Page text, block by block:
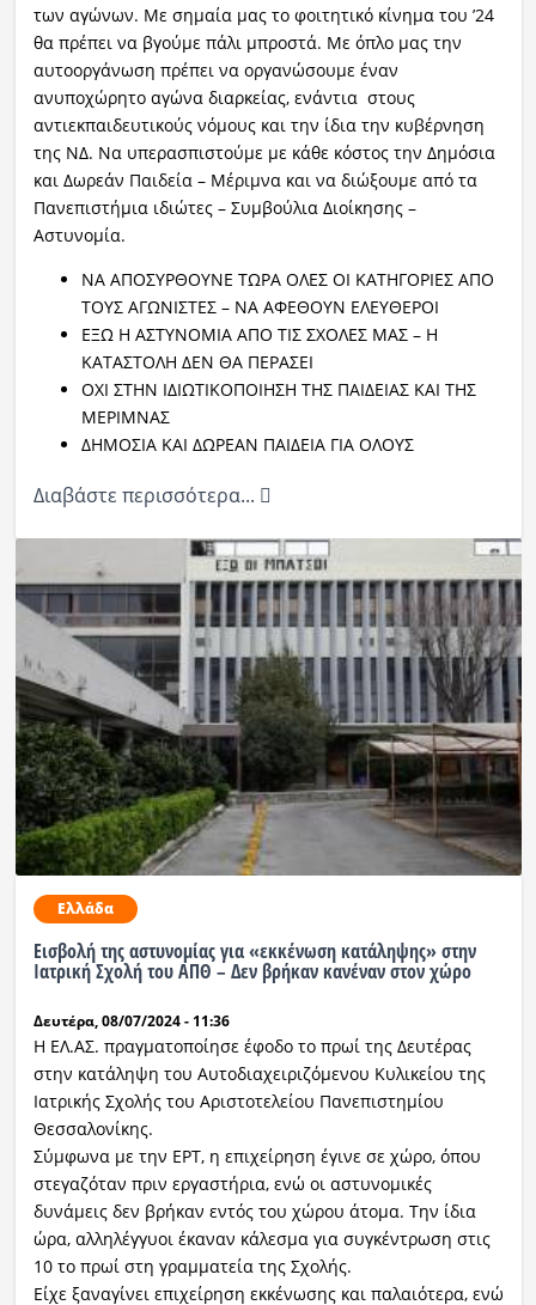
των αγώνων. Με σημαία μας το φοιτητικό κίνημα του ’24
θα πρέπει να βγούμε πάλι μπροστά. Με όπλο μας την
αυτοοργάνωση πρέπει να οργανώσουμε έναν
ανυποχώρητο αγώνα διαρκείας, ενάντια στους
αντιεκπαιδευτικούς νόμους και την ίδια την κυβέρνηση
της ΝΔ. Να υπερασπιστούμε με κάθε κόστος την Δημόσια
και Δωρεάν Παιδεία – Μέριμνα και να διώξουμε από τα
Πανεπιστήμια ιδιώτες – Συμβούλια Διοίκησης –
Αστυνομία.
ΝΑ ΑΠΟΣΥΡΘΟΥΝΕ ΤΩΡΑ ΟΛΕΣ ΟΙ ΚΑΤΗΓΟΡΙΕΣ ΑΠΟ
ΤΟΥΣ ΑΓΩΝΙΣΤΕΣ – ΝΑ ΑΦΕΘΟΥΝ ΕΛΕΥΘΕΡΟΙ
ΕΞΩ Η ΑΣΤΥΝΟΜΙΑ ΑΠΟ ΤΙΣ ΣΧΟΛΕΣ ΜΑΣ – Η
ΚΑΤΑΣΤΟΛΗ ΔΕΝ ΘΑ ΠΕΡΑΣΕΙ
ΟΧΙ ΣΤΗΝ ΙΔΙΩΤΙΚΟΠΟΙΗΣΗ ΤΗΣ ΠΑΙΔΕΙΑΣ ΚΑΙ ΤΗΣ
ΜΕΡΙΜΝΑΣ
ΔΗΜΟΣΙΑ ΚΑΙ ΔΩΡΕΑΝ ΠΑΙΔΕΙΑ ΓΙΑ ΟΛΟΥΣ
Διαβάστε περισσότερα...
Ελλάδα
Εισβολή της αστυνομίας για «εκκένωση κατάληψης» στην
Ιατρική Σχολή του ΑΠΘ – Δεν βρήκαν κανέναν στον χώρο
Δευτέρα, 08/07/2024 - 11:36
H ΕΛ.ΑΣ. πραγματοποίησε έφοδο το πρωί της Δευτέρας
στην κατάληψη του Αυτοδιαχειριζόμενου Κυλικείου της
Ιατρικής Σχολής του Αριστοτελείου Πανεπιστημίου
Θεσσαλονίκης.
Σύμφωνα με την ΕΡΤ, η επιχείρηση έγινε σε χώρο, όπου
στεγαζόταν πριν εργαστήρια, ενώ οι αστυνομικές
δυνάμεις δεν βρήκαν εντός του χώρου άτομα. Την ίδια
ώρα, αλληλέγγυοι έκαναν κάλεσμα για συγκέντρωση στις
10 το πρωί στη γραμματεία της Σχολής.
Είχε ξαναγίνει επιχείρηση εκκένωσης και παλαιότερα, ενώ